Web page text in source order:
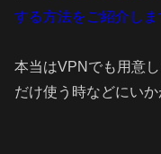
する方法をご紹介しま
本当はVPNでも用意
だけ使う時などにい